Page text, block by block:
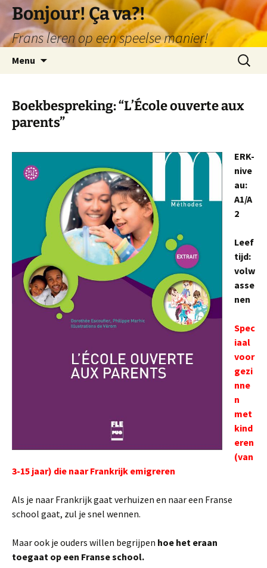
naar
de
inhoud
Bonjour! Ça va?!
Frans leren op een speelse manier!
Menu
Zoeken
naar:
Boekbespreking: “L’École ouverte aux
parents”
ERK-
nive
au:
A1/A
2
Leef
tijd:
volw
asse
nen
Spec
iaal
voor
gezi
nne
n
met
kind
eren
(van
3-15 jaar) die naar Frankrijk emigreren
Als je naar Frankrijk gaat verhuizen en naar een Franse
school gaat, zul je snel wennen.
Maar ook je ouders willen begrijpen hoe het eraan
toegaat op een Franse school.